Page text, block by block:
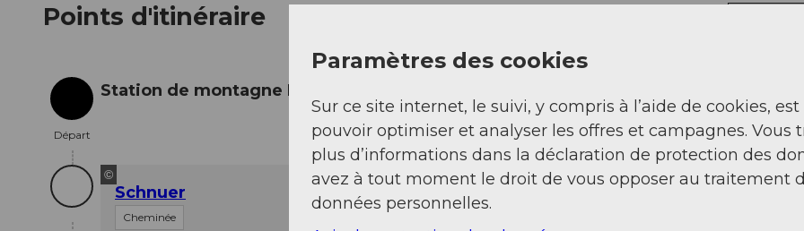
Points d'itinéraire
Départ
Départ
Station de montagne Melchsee-Frutt
©
Schnuer
Cheminée
Paramètres des cookies
Sur ce site internet, le suivi, y compris à l’aide de cookies,
pouvoir optimiser et analyser les offres et campagnes. Vous
plus d’informations dans la déclaration de protection des
avez à tout moment le droit de vous opposer au traitement
données personnelles.